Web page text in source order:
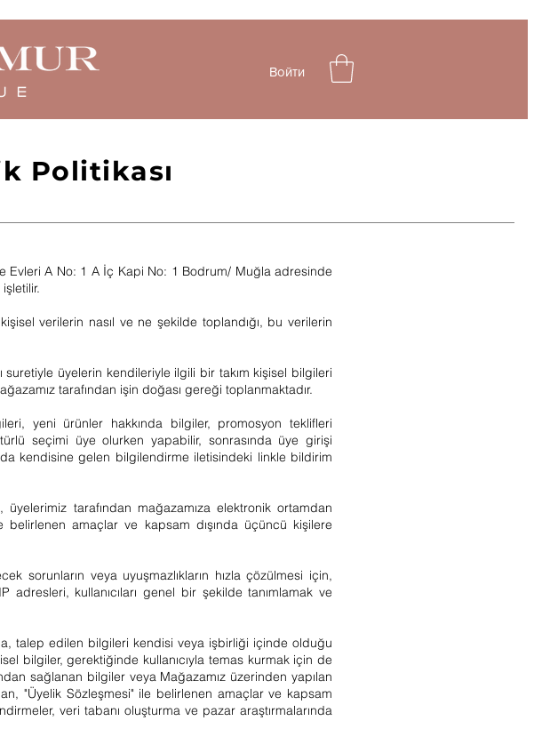
Войти
Politikası
A No: 1 A İç Kapi No: 1 Bodrum/ Muğla adresinde
verilerin nasıl ve ne şekilde toplandığı, bu verilerin
üyelerin kendileriyle ilgili bir takım kişisel bilgileri
tarafından işin doğası gereği toplanmaktadır.
yeni ürünler hakkında bilgiler, promosyon teklifleri
seçimi üye olurken yapabilir, sonrasında üye girişi
kendisine gelen bilgilendirme iletisindeki linkle bildirim
tarafından mağazamıza elektronik ortamdan
belirlenen amaçlar ve kapsam dışında üçüncü kişilere
sorunların veya uyuşmazlıkların hızla çözülmesi için,
kullanıcıları genel bir şekilde tanımlamak ve
talep edilen bilgileri kendisi veya işbirliği içinde olduğu
bilgiler, gerektiğinde kullanıcıyla temas kurmak için de
sağlanan bilgiler veya Mağazamız üzerinden yapılan
"Üyelik Sözleşmesi" ile belirlenen amaçlar ve kapsam
veri tabanı oluşturma ve pazar araştırmalarında